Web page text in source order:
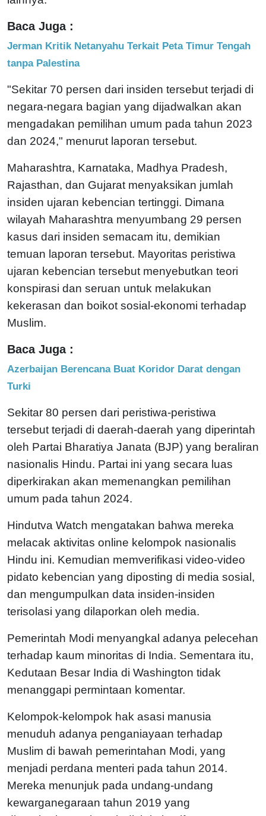
Baca Juga :
Jerman Kritik Netanyahu Terkait Peta Timur Tengah
tanpa Palestina
"Sekitar 70 persen dari insiden tersebut terjadi di
negara-negara bagian yang dijadwalkan akan
mengadakan pemilihan umum pada tahun 2023
dan 2024," menurut laporan tersebut.
Maharashtra, Karnataka, Madhya Pradesh,
Rajasthan, dan Gujarat menyaksikan jumlah
insiden ujaran kebencian tertinggi. Dimana
wilayah Maharashtra menyumbang 29 persen
kasus dari insiden semacam itu, demikian
temuan laporan tersebut. Mayoritas peristiwa
ujaran kebencian tersebut menyebutkan teori
konspirasi dan seruan untuk melakukan
kekerasan dan boikot sosial-ekonomi terhadap
Muslim.
Baca Juga :
Azerbaijan Berencana Buat Koridor Darat dengan
Turki
Sekitar 80 persen dari peristiwa-peristiwa
tersebut terjadi di daerah-daerah yang diperintah
oleh Partai Bharatiya Janata (BJP) yang beraliran
nasionalis Hindu. Partai ini yang secara luas
diperkirakan akan memenangkan pemilihan
umum pada tahun 2024.
Hindutva Watch mengatakan bahwa mereka
melacak aktivitas online kelompok nasionalis
Hindu ini. Kemudian memverifikasi video-video
pidato kebencian yang diposting di media sosial,
dan mengumpulkan data insiden-insiden
terisolasi yang dilaporkan oleh media.
Pemerintah Modi menyangkal adanya pelecehan
terhadap kaum minoritas di India. Sementara itu,
Kedutaan Besar India di Washington tidak
menanggapi permintaan komentar.
Kelompok-kelompok hak asasi manusia
menuduh adanya penganiayaan terhadap
Muslim di bawah pemerintahan Modi, yang
menjadi perdana menteri pada tahun 2014.
Mereka menunjuk pada undang-undang
kewarganegaraan tahun 2019 yang